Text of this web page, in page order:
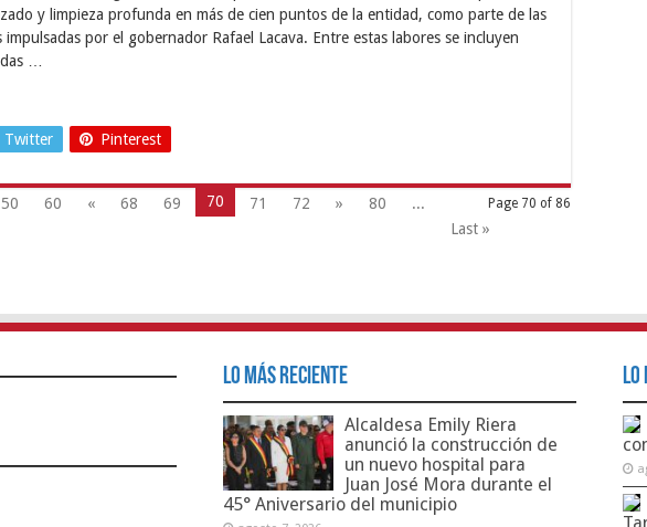
y limpieza profunda en más de cien puntos de la entidad, como parte de las
impulsadas por el gobernador Rafael Lacava. Entre estas labores se incluyen
…
Twitter Pinterest
Page 70 of 86
50 60 « 68 69 70 71 72 » 80
...
Last »
Lo Más Reciente
Alcaldesa Emily Riera
anunció la construcción de
un nuevo hospital para
Juan José Mora durante el
45° Aniversario del municipio